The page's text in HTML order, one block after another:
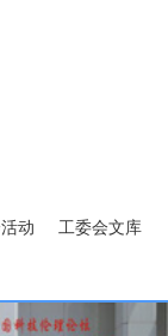
动 工委会文库